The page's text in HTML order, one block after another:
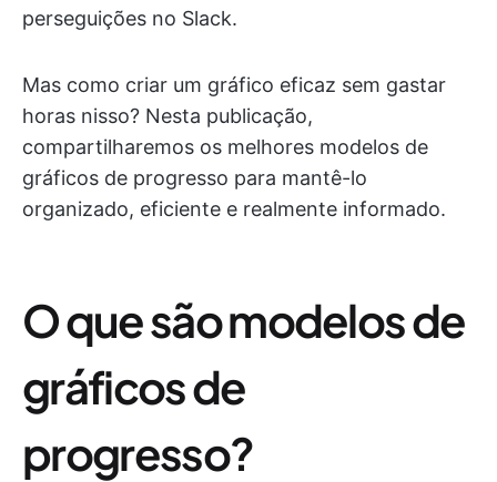
perseguições no Slack.
Mas como criar um gráfico eficaz sem gastar
horas nisso? Nesta publicação,
compartilharemos os melhores modelos de
gráficos de progresso para mantê-lo
organizado, eficiente e realmente informado.
O que são modelos de
gráficos de
progresso?